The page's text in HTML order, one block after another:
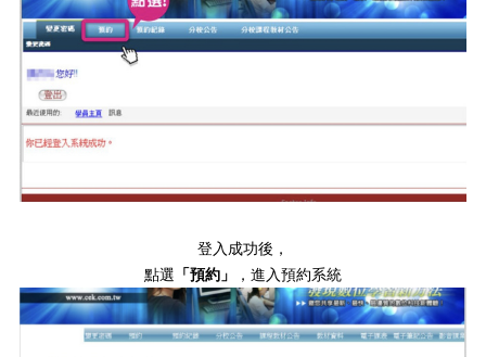
登入成功後，
點選 「預約」 ，進入預約系統